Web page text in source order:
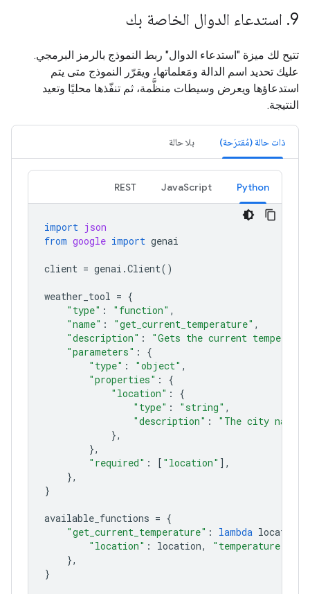
9
. استدعاء الدوال الخاصة بك
تتيح لك ميزة "استدعاء الدوال" ربط النموذج بالرمز البرمجي.
عليك تحديد اسم الدالة ومَعلماتها، ويقرّر النموذج متى يتم
استدعاؤها ويعرض وسيطات منظَّمة، ثم تنفّذها محليًا وتعيد
النتيجة.
ذات حالة (مُقترَحة) بلا حالة
Python
JavaScript
REST
import json
from google import genai
client = genai .Client()
weather_tool = {
"type" : "function" ,
"name" : "get_current_temperature" ,
"description" :
"Gets the current
"parameters" :
{
"type" : "object" ,
"properties" :
{
"location" :
{
"type" : "string" ,
"description" :
"The city name,
},
},
"required" : [ "location" ],
},
}
available_functions = {
"get_current_temperature" : lambda location
"location" : location, "temperature"
},
}